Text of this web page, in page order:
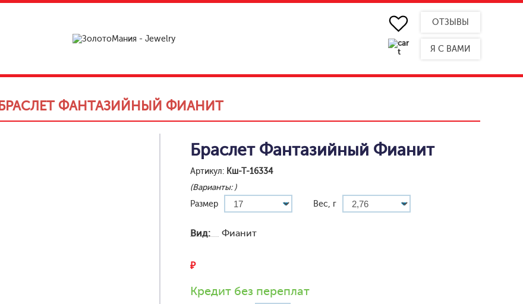
ОТЗЫВЫ
Я С ВАМИ
БРАСЛЕТ ФАНТАЗИЙНЫЙ ФИАНИТ
Браслет Фантазийный Фианит
Артикул: Кш-Т-16334
(Варианты:)
Размер
Вес, г
Вид: Фианит
₽
Кредит без переплат